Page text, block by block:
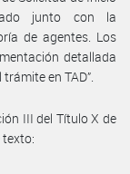
junto con la
de agentes. Los
detallada
en TAD”.
III del Título X de
texto: